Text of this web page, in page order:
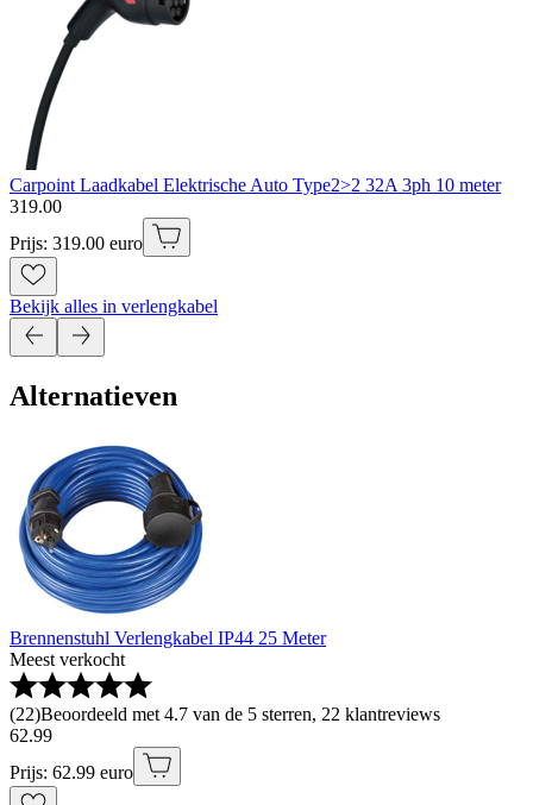
Carpoint Laadkabel Elektrische Auto Type2>2 32A 3ph 10 meter
319.00
Prijs: 319.00 euro
Bekijk alles in verlengkabel
Alternatieven
Brennenstuhl Verlengkabel IP44 25 Meter
Meest verkocht
(22)Beoordeeld met 4.7 van de 5 sterren, 22 klantreviews
62.99
Prijs: 62.99 euro